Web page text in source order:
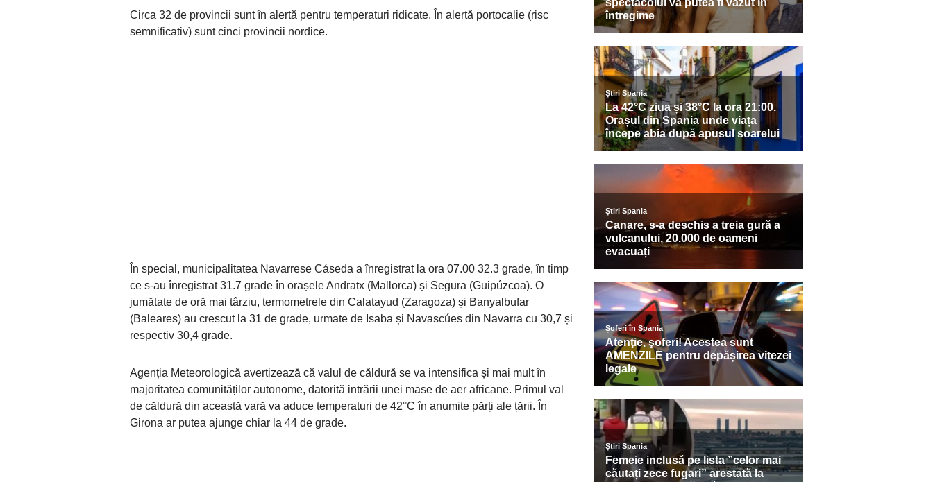
Circa 32 de provincii sunt în alertă pentru temperaturi ridicate. În alertă portocalie (risc
semnificativ) sunt cinci provincii nordice.
În special, municipalitatea Navarrese Cáseda a înregistrat la ora 07.00 32.3 grade, în timp
ce s-au înregistrat 31.7 grade în orașele Andratx (Mallorca) și Segura (Guipúzcoa). O
jumătate de oră mai târziu, termometrele din Calatayud (Zaragoza) și Banyalbufar
(Baleares) au crescut la 31 de grade, urmate de Isaba și Navascúes din Navarra cu 30,7 și
respectiv 30,4 grade.
Agenția Meteorologică avertizează că valul de căldură se va intensifica și mai mult în
majoritatea comunităților autonome, datorită intrării unei mase de aer africane. Primul val
de căldură din această vară va aduce temperaturi de 42°C în anumite părți ale țării. În
Girona ar putea ajunge chiar la 44 de grade.